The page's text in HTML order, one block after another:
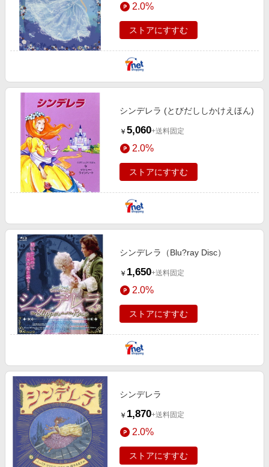
2.0%
ストアにすすむ
シンデレラ (とびだししかけえほん)
￥ 5,060+送料固定
2.0%
ストアにすすむ
シンデレラ（Blu?ray Disc）
￥ 1,650+送料固定
2.0%
ストアにすすむ
シンデレラ
￥ 1,870+送料固定
2.0%
ストアにすすむ